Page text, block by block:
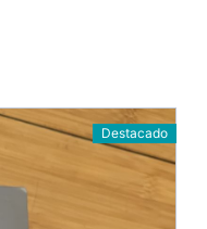
Destacado